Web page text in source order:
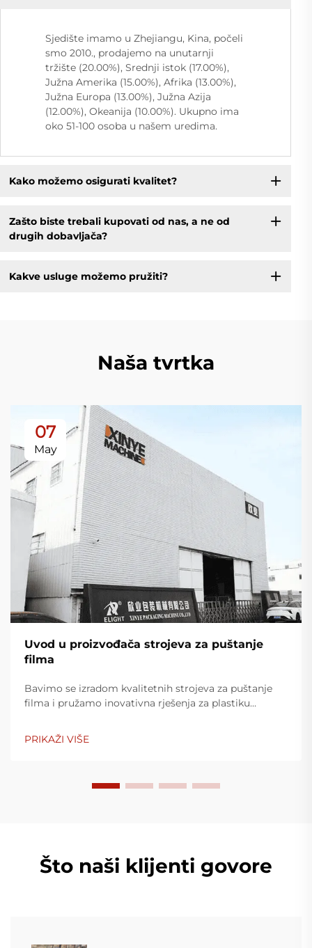
Sjedište imamo u Zhejiangu, Kina, počeli
smo 2010., prodajemo na unutarnji
tržište (20.00%), Srednji istok (17.00%),
Južna Amerika (15.00%), Afrika (13.00%),
Južna Europa (13.00%), Južna Azija
(12.00%), Okeanija (10.00%). Ukupno ima
oko 51-100 osoba u našem uredima.
Kako možemo osigurati kvalitet?
Zašto biste trebali kupovati od nas, a ne od
drugih dobavljača?
Kakve usluge možemo pružiti?
Naša tvrtka
07
May
Uvod u proizvođača strojeva za puštanje
filma
Bavimo se izradom kvalitetnih strojeva za puštanje
filma i pružamo inovativna rješenja za plastiku
koriste napredne tehnologije, vrlo su efikasni, štedljivi
u trošku energije i stabilni, a prikladni su za
PRIKAŽI VIŠE
Što naši klijenti govore